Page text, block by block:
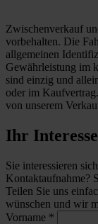
Zwischenverkauf
vorbehalten. Die
allgemeinen
Gewährleistung im
sind einzig und
oder im
von unserem
Ihr
Sie interessieren
Kontaktaufnahme?
Teilen Sie uns
wünschen und wir
Vorname *